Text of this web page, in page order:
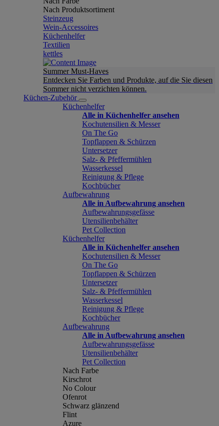
Nach Produktsortiment
Steinzeug
Wein-Accessoires
Küchenhelfer
Textilien
kettles
Summer Must-Haves
Entdecken Sie Farben und Produkte, auf die Sie diesen
Sommer nicht verzichten können.
Küchen-Zubehör
Küchenhelfer
Alle in Küchenhelfer ansehen
Kochutensilien & Messer
On The Go
Topflappen & Schürzen
Untersetzer
Salz- & Pfeffermühlen
Wasserkessel
Reinigung & Pflege
Kochbücher
Aufbewahrung
Alle in Aufbewahrung ansehen
Aufbewahrungsgefässe
Utensilienbehälter
Pet Collection
Küchenhelfer
Alle in Küchenhelfer ansehen
Kochutensilien & Messer
On The Go
Topflappen & Schürzen
Untersetzer
Salz- & Pfeffermühlen
Wasserkessel
Reinigung & Pflege
Kochbücher
Aufbewahrung
Alle in Aufbewahrung ansehen
Aufbewahrungsgefässe
Utensilienbehälter
Pet Collection
Nach Farbe
Kirschrot
No Colour
Ofenrot
Schwarz glänzend
Flint
Azure